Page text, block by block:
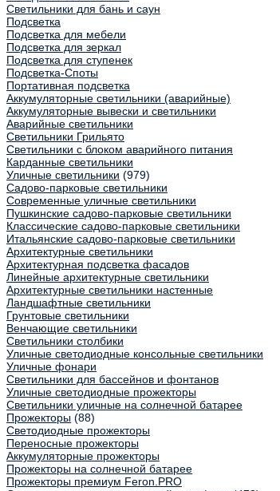
Светильники для бань и саун
Подсветка
Подсветка для мебели
Подсветка для зеркал
Подсветка для ступенек
Подсветка-Споты
Портативная подсветка
Аккумуляторные светильники (аварийные)
Аккумуляторные вывески и светильники
Аварийные светильники
Светильники Грильято
Светильники с блоком аварийного питания
Карданные светильники
Уличные светильники (979)
Садово-парковые светильники
Современные уличные светильники
Пушкинские садово-парковые светильники
Классические садово-парковые светильники
Итальянские садово-парковые светильники
Архитектурные светильники
Архитектурная подсветка фасадов
Линейные архитектурные светильники
Архитектурные светильники настенные
Ландшафтные светильники
Грунтовые светильники
Венчающие светильники
Светильники столбики
Уличные светодиодные консольные светильники
Уличные фонари
Светильники для бассейнов и фонтанов
Уличные светодиодные прожекторы
Светильники уличные на солнечной батарее
Прожекторы (88)
Светодиодные прожекторы
Переносные прожекторы
Аккумуляторные прожекторы
Прожекторы на солнечной батарее
Прожекторы премиум Feron.PRO